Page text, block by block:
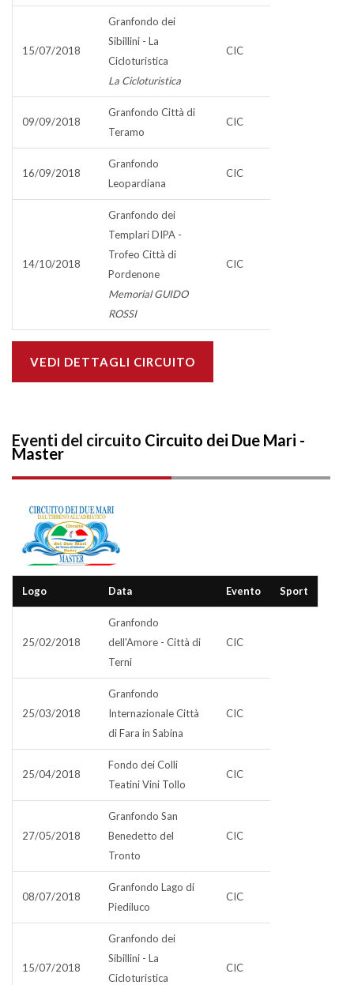
15/07/2018
Granfondo dei
Sibillini - La
Cicloturistica
La Cicloturistica
CIC
09/09/2018
Granfondo Città di
Teramo
CIC
16/09/2018
Granfondo
Leopardiana
CIC
14/10/2018
Granfondo dei
Templari DIPA -
Trofeo Città di
Pordenone
Memorial GUIDO
ROSSI
CIC
VEDI DETTAGLI CIRCUITO
Eventi del circuito Circuito dei Due Mari -
Master
Logo Data Evento Sport
25/02/2018
Granfondo
dell'Amore - Città di
Terni
CIC
25/03/2018
Granfondo
Internazionale Città
di Fara in Sabina
CIC
25/04/2018
Fondo dei Colli
Teatini Vini Tollo
CIC
27/05/2018
Granfondo San
Benedetto del
Tronto
CIC
08/07/2018
Granfondo Lago di
Piediluco
CIC
15/07/2018
Granfondo dei
Sibillini - La
Cicloturistica
CIC